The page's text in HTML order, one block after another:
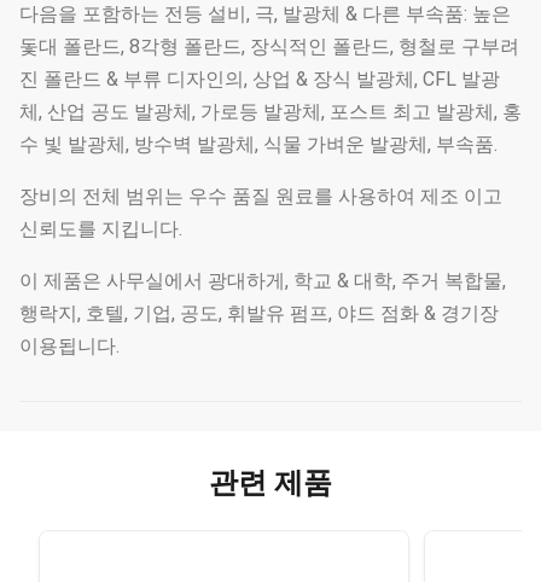
다음을 포함하는 전등 설비, 극, 발광체 & 다른 부속품: 높은
돛대 폴란드, 8각형 폴란드, 장식적인 폴란드, 형철로 구부려
진 폴란드 & 부류 디자인의, 상업 & 장식 발광체, CFL 발광
체, 산업 공도 발광체, 가로등 발광체, 포스트 최고 발광체, 홍
수 빛 발광체, 방수벽 발광체, 식물 가벼운 발광체, 부속품.
장비의 전체 범위는 우수 품질 원료를 사용하여 제조 이고
신뢰도를 지킵니다.
이 제품은 사무실에서 광대하게, 학교 & 대학, 주거 복합물,
행락지, 호텔, 기업, 공도, 휘발유 펌프, 야드 점화 & 경기장
이용됩니다.
관련 제품